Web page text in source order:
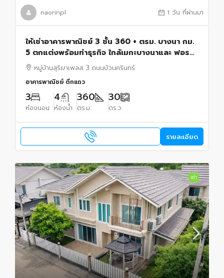
naorinpl 1 วัน ที่ผ่านมา
ให้เช่าอาคารพาณิชย์ 3 ชั้น 360 + ตรม. บางนา กม.
5 ตกแต่งพร้อมทำธุรกิจ ใกล้เมกะบางนาและ ฟอร
เรสเทียร์
หมู่บ้านสุริยาเพลส 3 ถนนบัวนครินทร์
อาคารพาณิชย์ ตึกแถว
3
ห้องนอน
4
ห้องน้ำ
360
ตร.ม.
30
ตร.ว.
รายละเอียด
เช่า